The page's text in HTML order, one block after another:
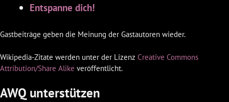
Entspanne dich!
Gastbeiträge geben die Meinung der Gastautoren wieder.
Wikipedia-Zitate werden unter der Lizenz Creative Commons
Attribution/Share Alike veröffentlicht.
AWQ unterstützen